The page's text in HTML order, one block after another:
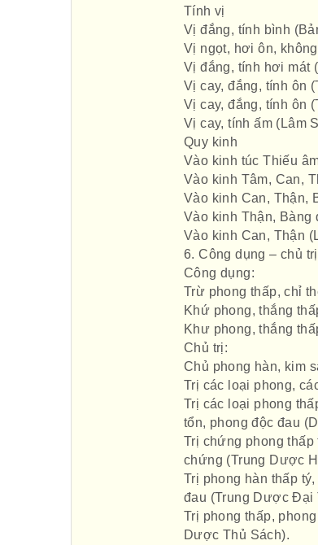
Tính vị
Vị đắng, tính bình
Vị ngọt, hơi ôn,
Vị đắng, tính hơi mát
Vị cay, đắng, tính ôn
Vị cay, đắng, tính ôn
Vị cay, tính ấm (Lâm
Quy kinh
Vào kinh túc Thiếu
Vào kinh Tâm, Can,
Vào kinh Can, Thận,
Vào kinh Thận,
Vào kinh Can, Thận
6. Công dụng – chủ trị
Công dụng:
Trừ phong thấp, chỉ
Khứ phong, thắng
Khư phong, thắng
Chủ trị:
Chủ phong hàn, kim
Trị các loại phong,
Trị các loại phong
tổn, phong độc đau
Trị chứng phong
chứng (Trung Dược
Trị phong hàn thấp
đau (Trung Dược Đại
Trị phong thấp,
Dược Thủ Sách).